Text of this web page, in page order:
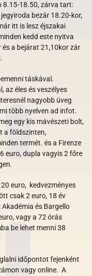
8.15-18.50, zárva tart:
bezár 18.20-kor,
itt is lesz éjszakai
kedd este nyitva
a bejárat 21,10kor zár
táskával.
az éles és veszélyes
nagyobb üveg
több nyelven ad infot.
egy kis mávészeti bolt,
a földszinten,
termét. és a Firenze
euro, dupla vagyis 2 főre
euro, kedvezményes
csak 2 euro, 18 év
és Bargello
vagy a 72 órás
be lehet menni 38
időpontot fejenként
vagy online. A